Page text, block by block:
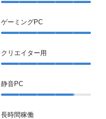
ゲーミングPC
クリエイター用
静音PC
長時間稼働